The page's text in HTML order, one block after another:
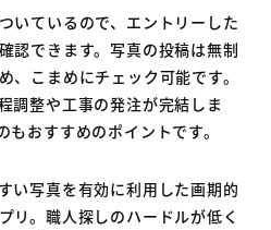
いているので、エントリーした
認できます。写真の投稿は無制
、こまめにチェック可能です。
調整や工事の発注が完結しま
おすすめのポイントです。
い写真を有効に利用した画期的
リ。職人探しのハードルが低く